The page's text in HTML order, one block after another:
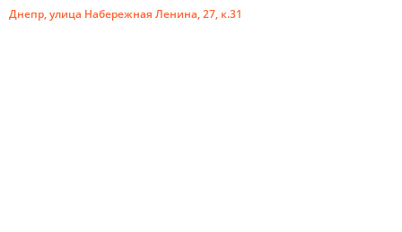
Днепр, улица Набережная Ленина, 27, к.31